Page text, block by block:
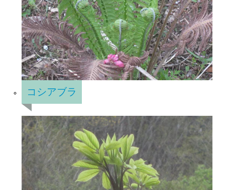
コシアブラ